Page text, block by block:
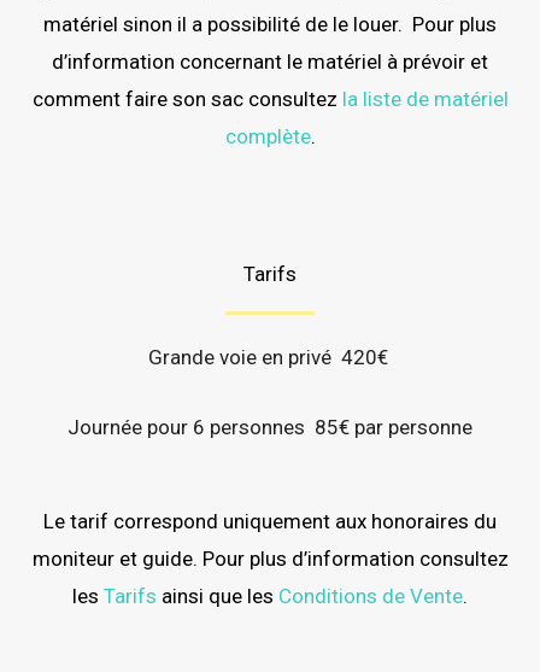
matériel sinon il a possibilité de le louer. Pour plus
d’information concernant le matériel à prévoir et
comment faire son sac consultez la liste de matériel
complète.
Tarifs
Grande voie en privé 420€
Journée pour 6 personnes 85€ par personne
Le tarif correspond uniquement aux honoraires du
moniteur et guide. Pour plus d’information consultez
les Tarifs ainsi que les Conditions de Vente.